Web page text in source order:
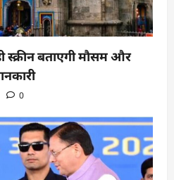
स्क्रीन बताएगी मौसम और
0